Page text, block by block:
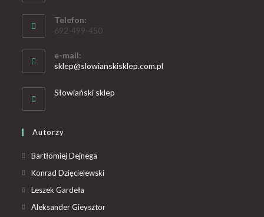
Telefon:
692-499-450
e-mail:
sklep@slowianskisklep.com.pl
Słowiański sklep
Autorzy
Bartłomiej Dejnega
Konrad Dzięcielewski
Leszek Gardeła
Aleksander Gieysztor